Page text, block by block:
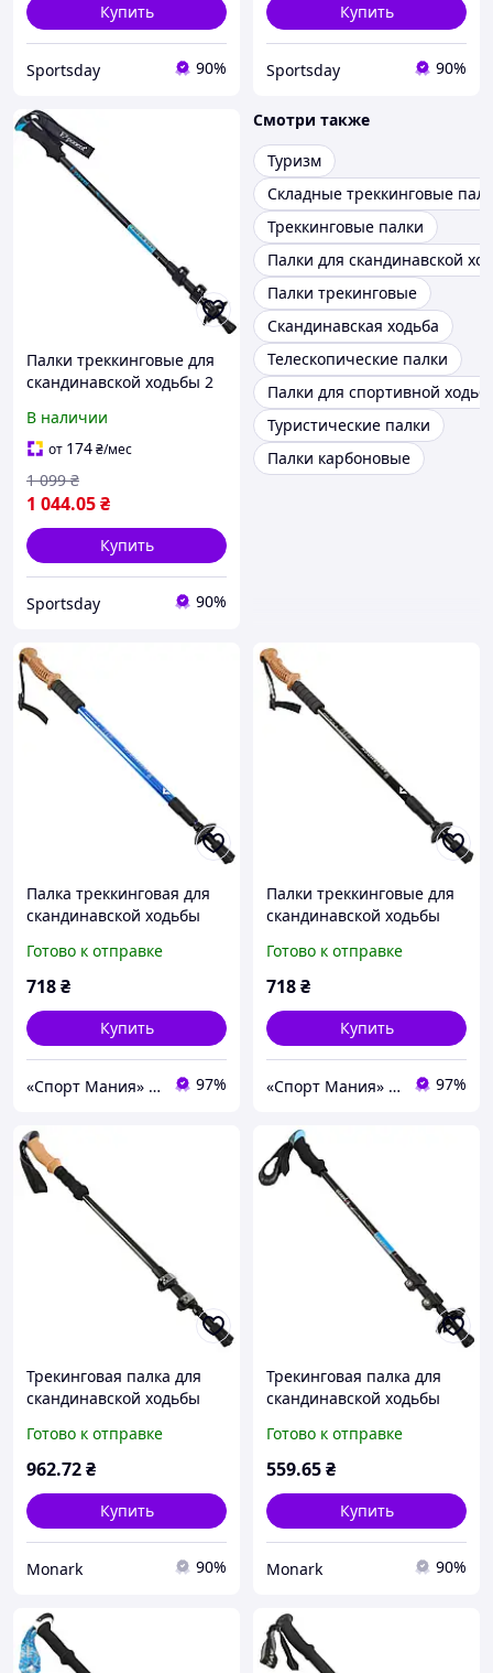
Купить
Sportsday 90%
Купить
Sportsday 90%
Палки треккинговые для
скандинавской ходьбы 2
8009
В наличии
от 174₴/мес
1 044.05₴
1 099 ₴
Купить
Sportsday 90%
Смотри также
Туризм
Складные треккинговые
Треккинговые палки
Палки для скандинавской
Палки трекинговые
Скандинавская ходьба
Телескопические палки
Палки для спортивной
Туристические палки
Палки карбоновые
Палка треккинговая для
скандинавской ходьбы
7164 65-135 см синяя
Готово к отправке
718₴
Купить
«Спорт Мания» магазин спортивных товаров 97%
Палки треккинговые для
скандинавской ходьбы
7164 2 шт 65-135 см
черные
Готово к отправке
718₴
Купить
«Спорт Мания» магазин спортивных товаров 97%
Трекинговая палка для
скандинавской ходьбы
7013 63-135см черная,
легкая и надежная
Готово к отправке
962.72₴
Купить
Monark 90%
Трекинговая палка для
скандинавской ходьбы
4582, легкая и надёжная
Готово к отправке
559.65₴
Купить
Monark 90%